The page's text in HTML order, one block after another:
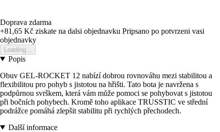
Doprava zdarma
+81,65 Kč ziskate na dalsi objednavku Pripsano po potvrzeni vasi
objednavky
Loading...
Popis
Obuv GEL-ROCKET 12 nabízí dobrou rovnováhu mezi stabilitou a
flexibilitou pro pohyb s jistotou na hřišti. Tato bota je navržena s
podpůrnou svrškem, která vám může pomoci se pohybovat s jistotou
při bočních pohybech. Kromě toho aplikace TRUSSTIC ve střední
podrážce pomáhá zlepšit stabilitu při rychlých přechodech.
Další informace